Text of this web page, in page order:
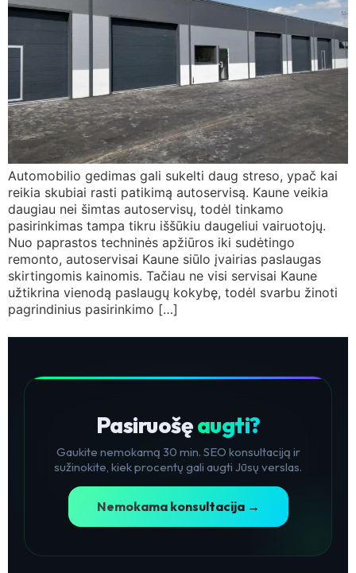
Automobilio gedimas gali sukelti daug streso, ypač kai
reikia skubiai rasti patikimą autoservisą. Kaune veikia
daugiau nei šimtas autoservisų, todėl tinkamo
pasirinkimas tampa tikru iššūkiu daugeliui vairuotojų.
Nuo paprastos techninės apžiūros iki sudėtingo
remonto, autoservisai Kaune siūlo įvairias paslaugas
skirtingomis kainomis. Tačiau ne visi servisai Kaune
užtikrina vienodą paslaugų kokybę, todėl svarbu žinoti
pagrindinius pasirinkimo […]
Pasiruošęaugti?
Gaukite nemokamą 30 min. SEO konsultaciją ir
sužinokite, kiek procentų gali augti Jūsų verslas.
Nemokama konsultacija →